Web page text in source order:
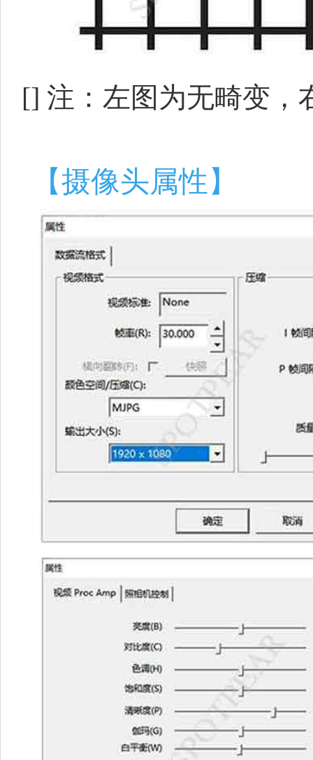
[] 注：左图为无畸变，
【摄像头属性】